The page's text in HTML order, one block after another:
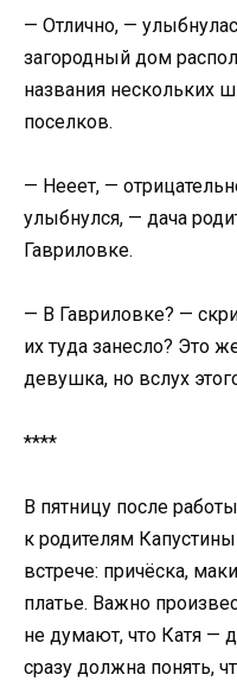
— Отлично, —
загородный дом
названия нескольких
поселков.
— Нееет, —
улыбнулся, — дача
Гавриловке.
— В Гавриловке? —
их туда занесло? Это
девушка, но вслух
****
В пятницу после
к родителям
встрече: причёска,
платье. Важно
не думают, что Катя —
сразу должна понять,